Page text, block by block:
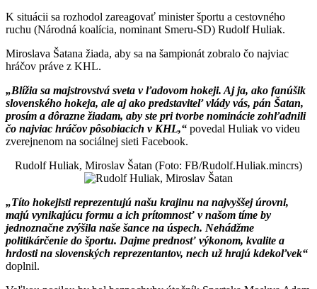
K situácii sa rozhodol zareagovať minister športu a cestovného
ruchu (Národná koalícia, nominant Smeru-SD) Rudolf Huliak.
Miroslava Šatana žiada, aby sa na šampionát zobralo čo najviac
hráčov práve z KHL.
Blížia sa majstrovstvá sveta v ľadovom hokeji. Aj ja, ako fanúšik
slovenského hokeja, ale aj ako predstaviteľ vlády vás, pán Šatan,
prosím a dôrazne žiadam, aby ste pri tvorbe nominácie zohľadnili
čo najviac hráčov pôsobiacich v KHL,
povedal Huliak vo videu
zverejnenom na sociálnej sieti Facebook.
Rudolf Huliak, Miroslav Šatan (Foto: FB/Rudolf.Huliak.mincrs)
Títo hokejisti reprezentujú našu krajinu na najvyššej úrovni,
majú vynikajúcu formu a ich prítomnosť v našom tíme by
jednoznačne zvýšila naše šance na úspech. Nehádžme
politikárčenie do športu. Dajme prednosť výkonom, kvalite a
hrdosti na slovenských reprezentantov, nech už hrajú kdekoľvek
doplnil.